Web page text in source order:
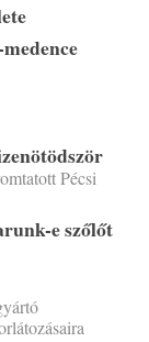
Pécsi
e szőlőt